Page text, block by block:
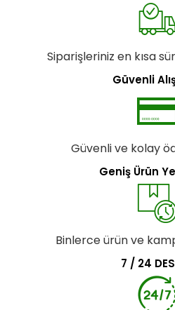
Siparişleriniz en kısa
Güvenli
Güvenli ve kolay
Geniş Ürün
Binlerce ürün ve
7 / 24